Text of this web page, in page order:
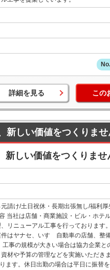
詳細を見る この
しい価値をつくりませ
しい価値をつくりませ
請け/土日祝休・長期出張無し/福利
当社は店舗・商業施設・ビル・ホテ
リニューアル工事を行っております
はヤナセ、いすゞ自動車の店舗、整
事の規模が大きい場合は協力企業と
材や予算の管理などを実施いただき
ます。休日出勤の場合は平日に振替